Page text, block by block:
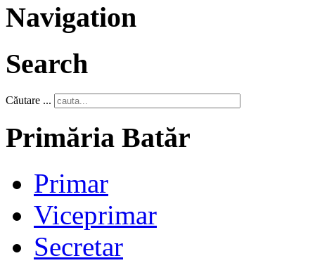
Navigation
Search
Căutare ...
Primăria Batăr
Primar
Viceprimar
Secretar